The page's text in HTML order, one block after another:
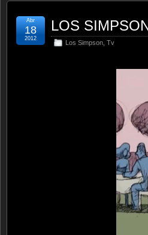
LOS
Los Simpson Tv
Abr
18
2012